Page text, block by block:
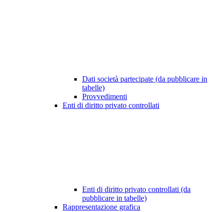
Dati società partecipate (da pubblicare in
tabelle)
Provvedimenti
Enti di diritto privato controllati
Enti di diritto privato controllati (da
pubblicare in tabelle)
Rappresentazione grafica